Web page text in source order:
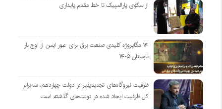
از سکوی پارالمپیک تا خط مقدم پایداری
۱۴ مگاپروژه‌ کلیدی صنعت برق برای عبور ایمن از اوج بار
تابستان ۱۴۰۵
ظرفیت نیروگاه‌های تجدیدپذیر در دولت چهاردهم، سه‌برابر
کل ظرفیت ایجاد شده در دولت‌های گذشته است